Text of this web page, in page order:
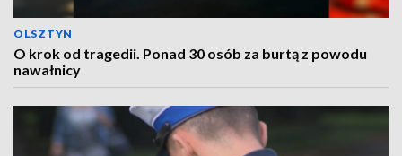
OLSZTYN
O krok od tragedii. Ponad 30 osób za burtą z powodu
nawałnicy